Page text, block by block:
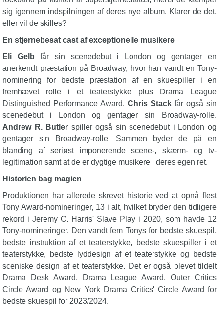
sig igennem indspilningen af deres nye album. Klarer de det,
eller vil de skilles?
En stjernebesat cast af exceptionelle musikere
Eli Gelb får sin scenedebut i London og gentager en
anerkendt præstation på Broadway, hvor han vandt en Tony-
nominering for bedste præstation af en skuespiller i en
fremhævet rolle i et teaterstykke plus Drama League
Distinguished Performance Award. Chris Stack får også sin
scenedebut i London og gentager sin Broadway-rolle.
Andrew R. Butler spiller også sin scenedebut i London og
gentager sin Broadway-rolle. Sammen byder de på en
blanding af seriøst imponerende scene-, skærm- og tv-
legitimation samt at de er dygtige musikere i deres egen ret.
Historien bag magien
Produktionen har allerede skrevet historie ved at opnå flest
Tony Award-nomineringer, 13 i alt, hvilket bryder den tidligere
rekord i Jeremy O. Harris' Slave Play i 2020, som havde 12
Tony-nomineringer. Den vandt fem Tonys for bedste skuespil,
bedste instruktion af et teaterstykke, bedste skuespiller i et
teaterstykke, bedste lyddesign af et teaterstykke og bedste
sceniske design af et teaterstykke. Det er også blevet tildelt
Drama Desk Award, Drama League Award, Outer Critics
Circle Award og New York Drama Critics' Circle Award for
bedste skuespil for 2023/2024.